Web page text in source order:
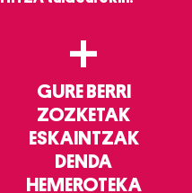
+
GURE BERRI
ZOZKETAK
ESKAINTZAK
DENDA
HEMEROTEKA